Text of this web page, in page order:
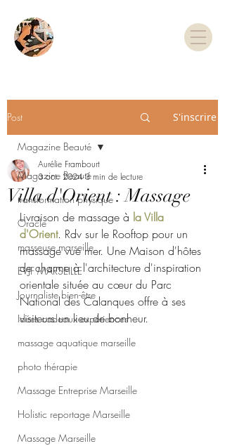
Post S'inscrire
Magazine Beauté
transformation physique
Oracle
masseuse marseille
EVJF MARSEILLE
Journaliste bien-être
Idées cadeaux expériences
massage aquatique marseille
photo thérapie
Massage Entreprise Marseille
Holistic reportage Marseille
Massage Marseille
Magazine Beauté
Villa d'Orient : Massage
Aurélie Frambourt
3 oct. 2024 3 min de lecture
Livraison de massage à la Villa
d'Orient. Rdv sur le Rooftop pour un
massage vue mer. Une Maison d'hôtes
de charme à l'architecture d'inspiration
orientale située au cœur du Parc
National des Calanques offre à ses
visiteurs un lieu de bonheur.